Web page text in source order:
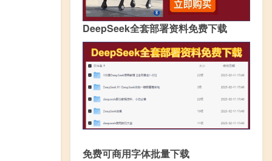
DeepSeek全套部署资料免费下载
免费可商用字体批量下载